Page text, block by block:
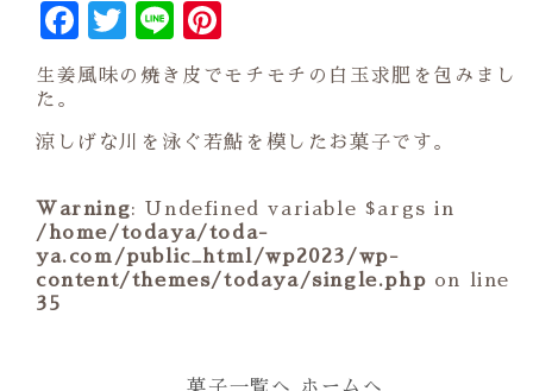
Facebook
Twitter
Line
生姜風味の焼き皮でモチモチの白玉求肥を包みまし
た。
涼しげな川を泳ぐ若鮎を模したお菓子です。
Warning: Undefined variable $args in
/home/todaya/toda-
ya.com/public_html/wp2023/wp-
content/themes/todaya/single.php on line
35